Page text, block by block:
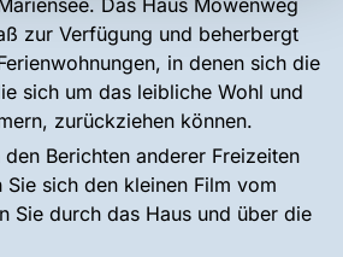
Das Haus Möwenweg
zur Verfügung und beherbergt
in denen sich die
sich um das leibliche Wohl und
zurückziehen können.
Berichten anderer Freizeiten
Sie sich den kleinen Film vom
Sie durch das Haus und über die